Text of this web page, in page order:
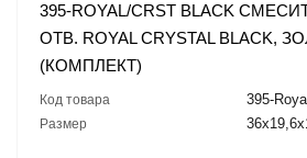
395-ROYAL/CRST BLACK
ОТВ. ROYAL CRYSTAL BLACK,
(КОМПЛЕКТ)
Код товара 395-
Размер